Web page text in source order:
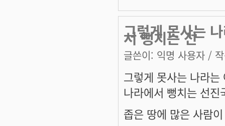
그렇게 못사는
서 뻥치는 선
글쓴이: 익명 사용자 /
그렇게 못사는 나라
나라에서 뻥치는 선
좁은 땅에 많은 사람